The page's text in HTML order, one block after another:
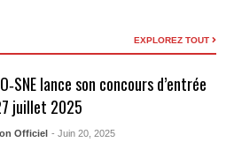
EXPLOREZ TOUT
lance son concours d’entrée
juillet 2025
Officiel - Juin 20, 2025